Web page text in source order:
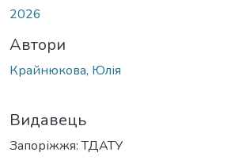
2026
Автори
Крайнюкова, Юлія
Видавець
Запоріжжя: ТДАТУ